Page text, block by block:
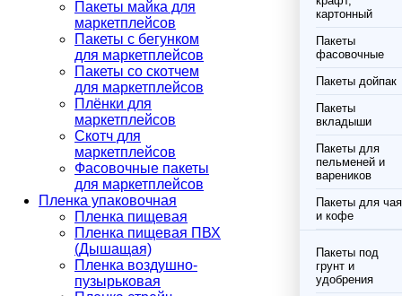
Пакеты майка для
маркетплейсов
Пакеты с бегунком
для маркетплейсов
Пакеты со скотчем
для маркетплейсов
Плёнки для
маркетплейсов
Скотч для
маркетплейсов
Фасовочные пакеты
для маркетплейсов
Пленка упаковочная
Пленка пищевая
Пленка пищевая ПВХ
(Дышащая)
Пленка воздушно-
пузырьковая
картонный
Пакеты
фасовочные
Пакеты дойпак
Пакеты
вкладыши
Пакеты для
пельменей и
вареников
Пакеты для чая
и кофе
Пакеты под
грунт и
удобрения